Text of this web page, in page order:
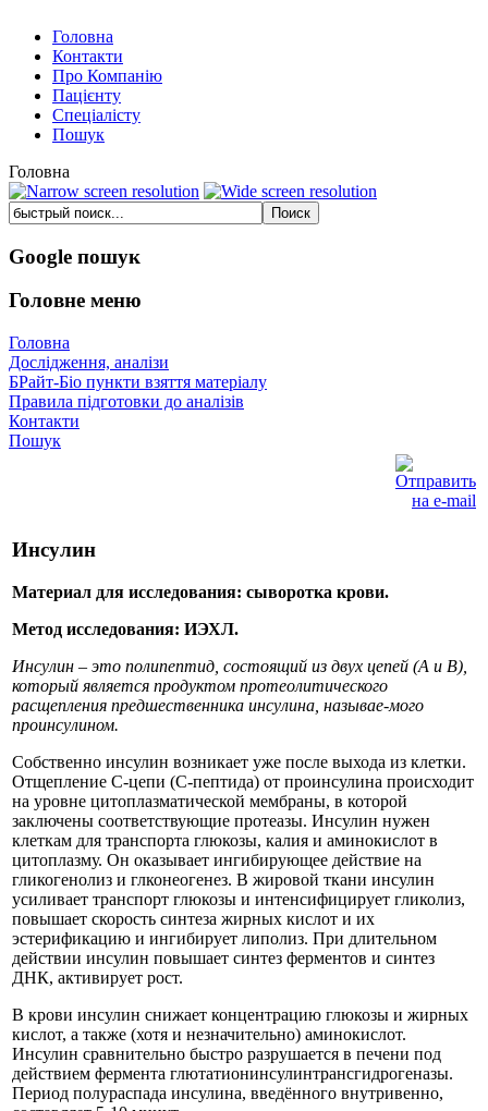
Головна
Контакти
Про Компанію
Пацієнту
Спеціалісту
Пошук
Головна
Google пошук
Головне меню
Головна
Дослідження, аналізи
БРайт-Біо пункти взяття матеріалу
Правила підготовки до аналізів
Контакти
Пошук
Инсулин
Материал для исследования: сыворотка крови.
Метод исследования: ИЭХЛ.
Инсулин – это полипептид, состоящий из двух цепей (А и В),
который является продуктом протеолитического
расщепления предшественника инсулина, называе-мого
проинсулином.
Собственно инсулин возникает уже после выхода из клетки.
Отщепление С-цепи (С-пептида) от проинсулина происходит
на уровне цитоплазматической мембраны, в которой
заключены соответствующие протеазы. Инсулин нужен
клеткам для транспорта глюкозы, калия и аминокислот в
цитоплазму. Он оказывает ингибирующее действие на
гликогенолиз и глконеогенез. В жировой ткани инсулин
усиливает транспорт глюкозы и интенсифицирует гликолиз,
повышает скорость синтеза жирных кислот и их
эстерификацию и ингибирует липолиз. При длительном
действии инсулин повышает синтез ферментов и синтез
ДНК, активирует рост.
В крови инсулин снижает концентрацию глюкозы и жирных
кислот, а также (хотя и незначительно) аминокислот.
Инсулин сравнительно быстро разрушается в печени под
действием фермента глютатионинсулинтрансгидрогеназы.
Период полураспада инсулина, введённого внутривенно,